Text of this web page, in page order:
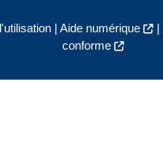
| Aide numérique |
conforme